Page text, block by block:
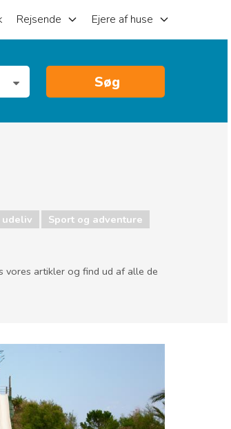
Rejsende Ejere af huse
Søg
udeliv
Sport og adventure
vores artikler og find ud af alle de